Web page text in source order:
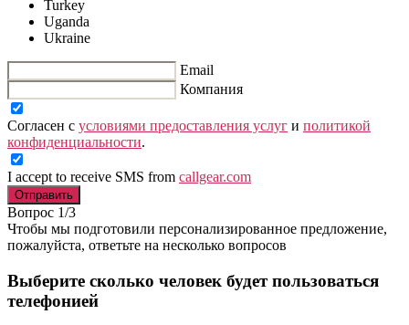
Turkey
Uganda
Ukraine
Email
Компания
Согласен с условиями предоставления услуг и политикой
конфиденциальности.
I accept to receive SMS from callgear.com
Отправить
Вопрос 1/3
Чтобы мы подготовили персонализированное предложение,
пожалуйста, ответьте на несколько вопросов
Выберите сколько человек будет пользоваться
телефонией